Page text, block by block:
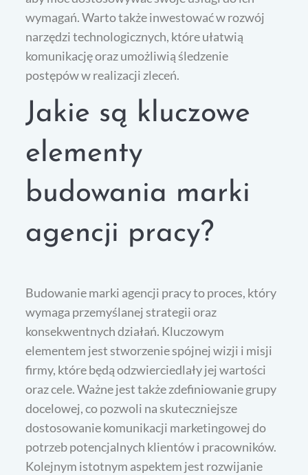
wymagań. Warto także inwestować w rozwój
narzędzi technologicznych, które ułatwią
komunikację oraz umożliwią śledzenie
postępów w realizacji zleceń.
Jakie są kluczowe
elementy
budowania marki
agencji pracy?
Budowanie marki agencji pracy to proces, który
wymaga przemyślanej strategii oraz
konsekwentnych działań. Kluczowym
elementem jest stworzenie spójnej wizji i misji
firmy, które będą odzwierciedlały jej wartości
oraz cele. Ważne jest także zdefiniowanie grupy
docelowej, co pozwoli na skuteczniejsze
dostosowanie komunikacji marketingowej do
potrzeb potencjalnych klientów i pracowników.
Kolejnym istotnym aspektem jest rozwijanie